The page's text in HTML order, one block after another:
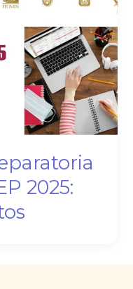
2025: